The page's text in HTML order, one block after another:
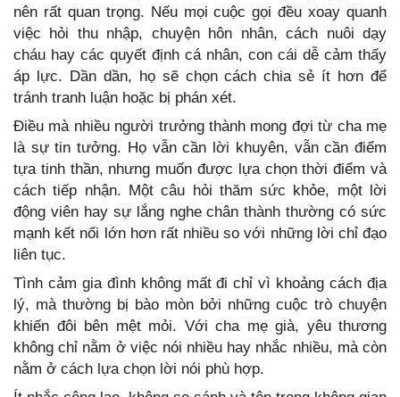
nên rất quan trọng. Nếu mọi cuộc gọi đều xoay quanh
việc hỏi thu nhập, chuyện hôn nhân, cách nuôi dạy
cháu hay các quyết định cá nhân, con cái dễ cảm thấy
áp lực. Dần dần, họ sẽ chọn cách chia sẻ ít hơn để
tránh tranh luận hoặc bị phán xét.
Điều mà nhiều người trưởng thành mong đợi từ cha mẹ
là sự tin tưởng. Họ vẫn cần lời khuyên, vẫn cần điểm
tựa tinh thần, nhưng muốn được lựa chọn thời điểm và
cách tiếp nhận. Một câu hỏi thăm sức khỏe, một lời
động viên hay sự lắng nghe chân thành thường có sức
mạnh kết nối lớn hơn rất nhiều so với những lời chỉ đạo
liên tục.
Tình cảm gia đình không mất đi chỉ vì khoảng cách địa
lý, mà thường bị bào mòn bởi những cuộc trò chuyện
khiến đôi bên mệt mỏi. Với cha mẹ già, yêu thương
không chỉ nằm ở việc nói nhiều hay nhắc nhiều, mà còn
nằm ở cách lựa chọn lời nói phù hợp.